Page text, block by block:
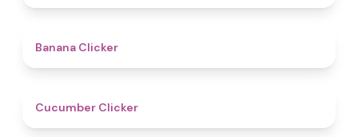
Banana Clicker
Cucumber Clicker